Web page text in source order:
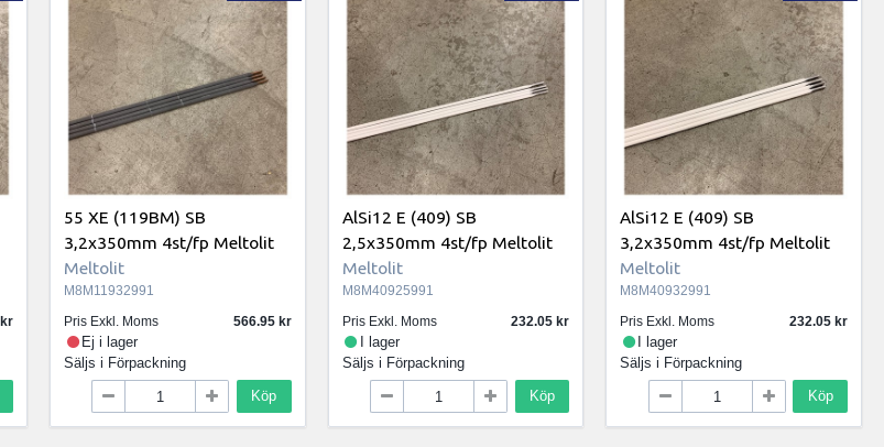
55 XE (119BM) SB
3,2x350mm 4st/fp Meltolit
Meltolit
M8M11932991
Pris Exkl. Moms
566.95
Ej i lager
Säljs i Förpackning
Köp
AlSi12 E (409) SB
2,5x350mm 4st/fp Meltolit
Meltolit
M8M40925991
Pris Exkl. Moms
232.05
I lager
Säljs i Förpackning
Köp
AlSi12 E (409) SB
3,2x350mm 4st/fp Meltolit
Meltolit
M8M40932991
Pris Exkl. Moms
232.05
I lager
Säljs i Förpackning
Köp